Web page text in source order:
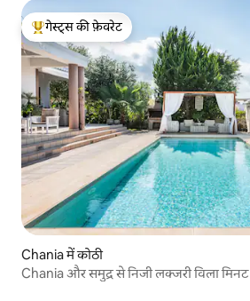
गेस्ट्स का टॉप फ़ेवरेट
गेस्ट्स की फ़ेवरेट
Chania में कोठी
Chania और समुद्र से निजी लक्जरी विला मिनट